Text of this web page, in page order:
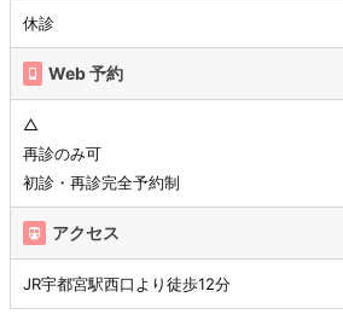
休診
Web 予約
△
再診のみ可
初診・再診完全予約制
アクセス
JR宇都宮駅西口より徒歩12分